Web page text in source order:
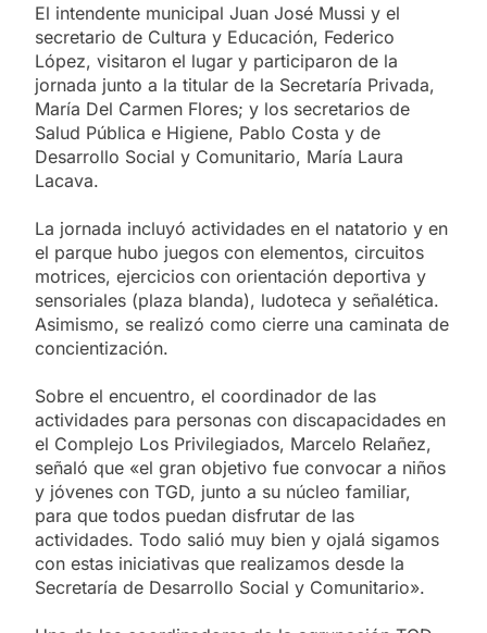
El intendente municipal Juan José Mussi y el
secretario de Cultura y Educación, Federico
López, visitaron el lugar y participaron de la
jornada junto a la titular de la Secretaría Privada,
María Del Carmen Flores; y los secretarios de
Salud Pública e Higiene, Pablo Costa y de
Desarrollo Social y Comunitario, María Laura
Lacava.
La jornada incluyó actividades en el natatorio y en
el parque hubo juegos con elementos, circuitos
motrices, ejercicios con orientación deportiva y
sensoriales (plaza blanda), ludoteca y señalética.
Asimismo, se realizó como cierre una caminata de
concientización.
Sobre el encuentro, el coordinador de las
actividades para personas con discapacidades en
el Complejo Los Privilegiados, Marcelo Relañez,
señaló que «el gran objetivo fue convocar a niños
y jóvenes con TGD, junto a su núcleo familiar,
para que todos puedan disfrutar de las
actividades. Todo salió muy bien y ojalá sigamos
con estas iniciativas que realizamos desde la
Secretaría de Desarrollo Social y Comunitario».